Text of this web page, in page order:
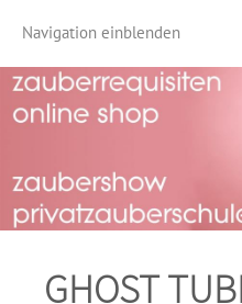
Navigation einblenden
GHOST